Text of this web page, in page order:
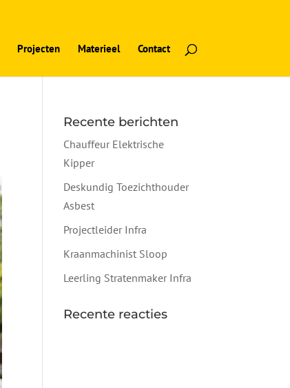
Projecten Materieel Contact
Recente berichten
Chauffeur Elektrische
Kipper
Deskundig Toezichthouder
Asbest
Projectleider Infra
Kraanmachinist Sloop
Leerling Stratenmaker Infra
Recente reacties